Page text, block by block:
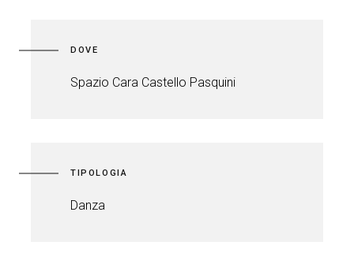
DOVE
Spazio Cara Castello Pasquini
TIPOLOGIA
Danza